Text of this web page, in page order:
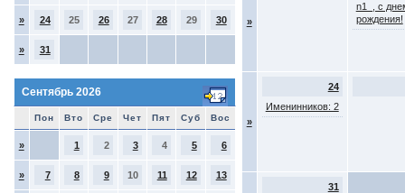
» 24 25 26 27 28 29 30
» 31
Сентябрь 2026
Пон Вто Сре Чет Пят Суб Вос
» 1 2 3 4 5 6
» 7 8 9 10 11 12 13
»
n1_, с
рождения!
»
24
Именинников: 2
31